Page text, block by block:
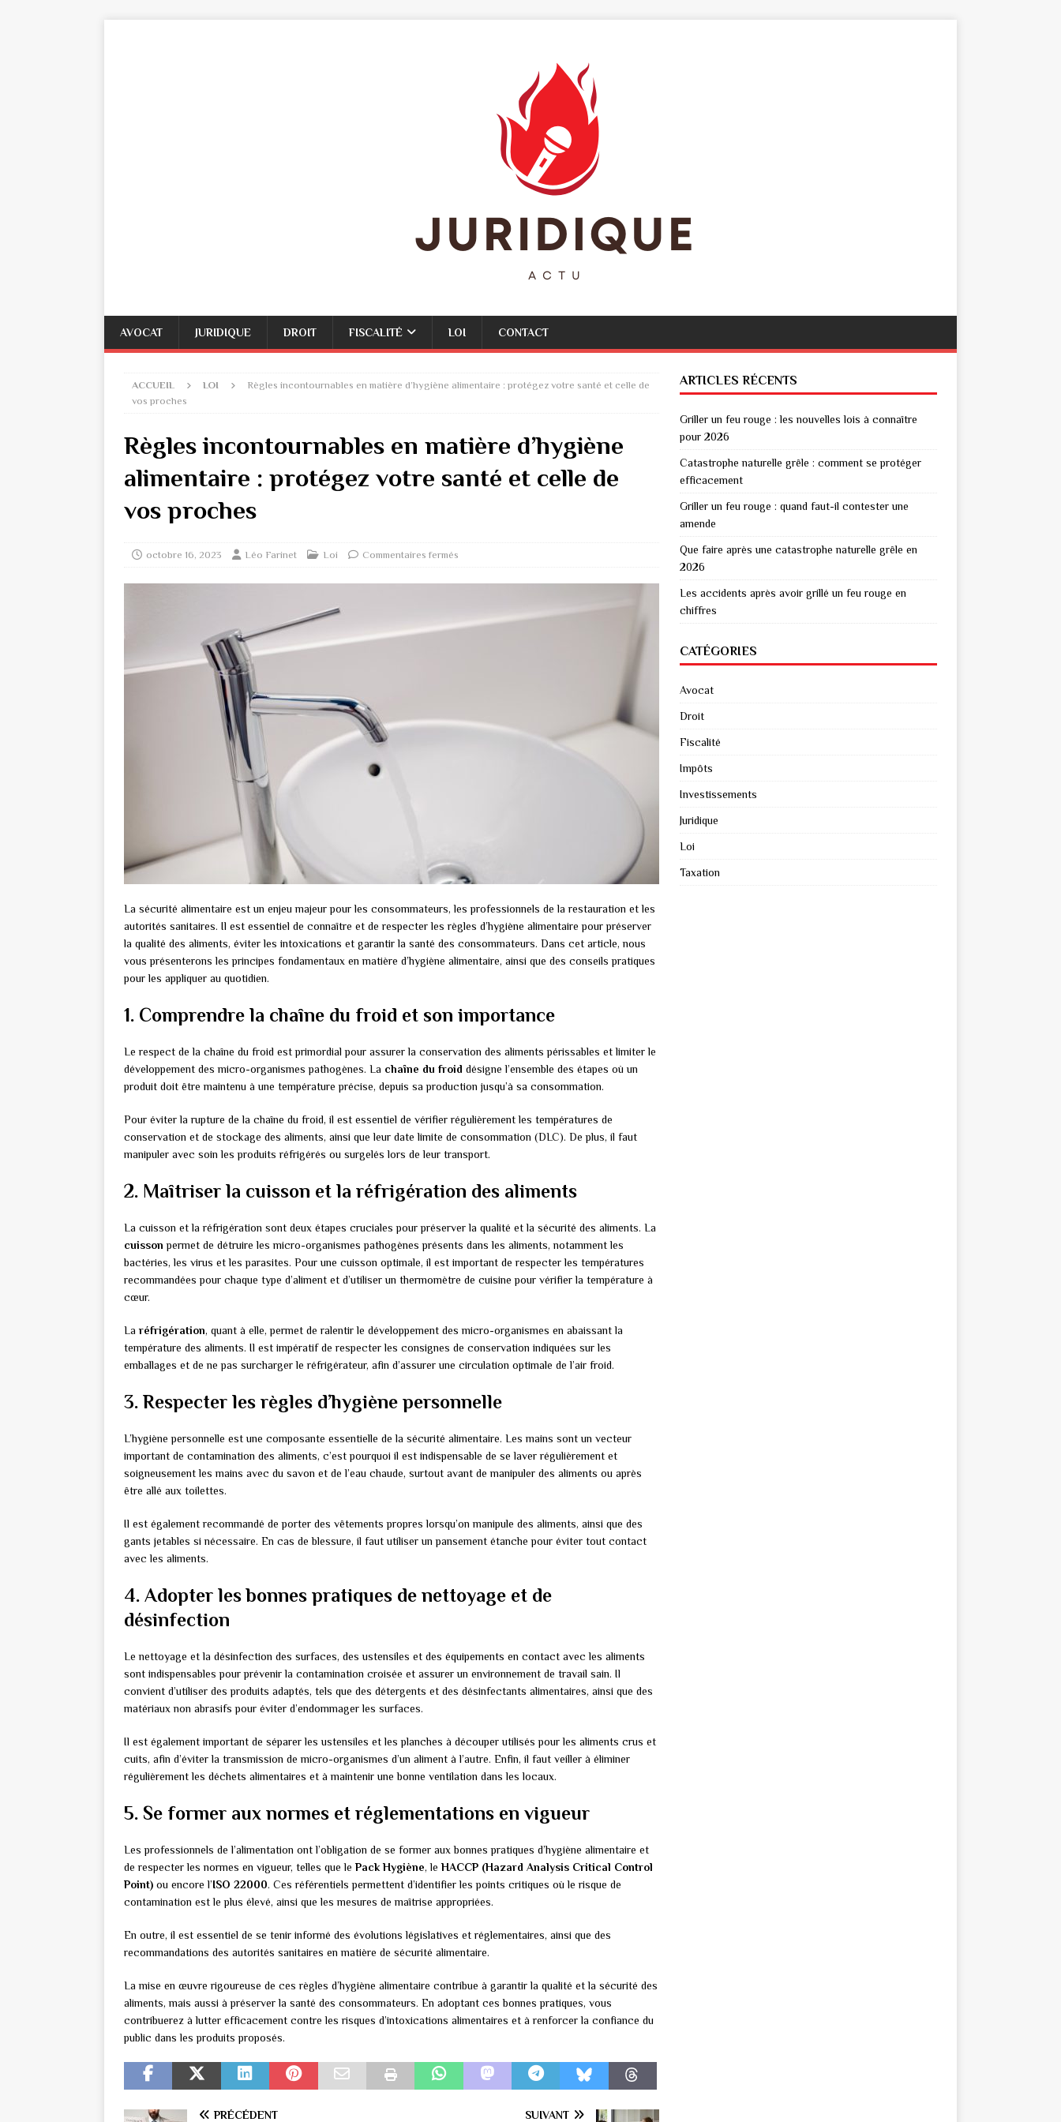
AVOCAT JURIDIQUE DROIT FISCALITÉ LOI CONTACT
ACCUEIL LOI
Règles incontournables en matière d’hygiène alimentaire : protégez votre santé et celle de
vos proches
Règles incontournables en matière d’hygiène
alimentaire : protégez votre santé et celle de
vos proches
octobre 16, 2023 Léo Farinet Loi Commentaires fermés
La sécurité alimentaire est un enjeu majeur pour les consommateurs, les professionnels de la restauration et les
autorités sanitaires. Il est essentiel de connaître et de respecter les règles d’hygiène alimentaire pour préserver
la qualité des aliments, éviter les intoxications et garantir la santé des consommateurs. Dans cet article, nous
vous présenterons les principes fondamentaux en matière d’hygiène alimentaire, ainsi que des conseils pratiques
pour les appliquer au quotidien.
1. Comprendre la chaîne du froid et son importance
Le respect de la chaîne du froid est primordial pour assurer la conservation des aliments périssables et limiter le
développement des micro-organismes pathogènes. La chaîne du froid désigne l’ensemble des étapes où un
produit doit être maintenu à une température précise, depuis sa production jusqu’à sa consommation.
Pour éviter la rupture de la chaîne du froid, il est essentiel de vérifier régulièrement les températures de
conservation et de stockage des aliments, ainsi que leur date limite de consommation (DLC). De plus, il faut
manipuler avec soin les produits réfrigérés ou surgelés lors de leur transport.
2. Maîtriser la cuisson et la réfrigération des aliments
La cuisson et la réfrigération sont deux étapes cruciales pour préserver la qualité et la sécurité des aliments. La
cuisson permet de détruire les micro-organismes pathogènes présents dans les aliments, notamment les
bactéries, les virus et les parasites. Pour une cuisson optimale, il est important de respecter les températures
recommandées pour chaque type d’aliment et d’utiliser un thermomètre de cuisine pour vérifier la température à
cœur.
La réfrigération, quant à elle, permet de ralentir le développement des micro-organismes en abaissant la
température des aliments. Il est impératif de respecter les consignes de conservation indiquées sur les
emballages et de ne pas surcharger le réfrigérateur, afin d’assurer une circulation optimale de l’air froid.
3. Respecter les règles d’hygiène personnelle
L’hygiène personnelle est une composante essentielle de la sécurité alimentaire. Les mains sont un vecteur
important de contamination des aliments, c’est pourquoi il est indispensable de se laver régulièrement et
soigneusement les mains avec du savon et de l’eau chaude, surtout avant de manipuler des aliments ou après
être allé aux toilettes.
Il est également recommandé de porter des vêtements propres lorsqu’on manipule des aliments, ainsi que des
gants jetables si nécessaire. En cas de blessure, il faut utiliser un pansement étanche pour éviter tout contact
avec les aliments.
4. Adopter les bonnes pratiques de nettoyage et de
désinfection
Le nettoyage et la désinfection des surfaces, des ustensiles et des équipements en contact avec les aliments
sont indispensables pour prévenir la contamination croisée et assurer un environnement de travail sain. Il
convient d’utiliser des produits adaptés, tels que des détergents et des désinfectants alimentaires, ainsi que des
matériaux non abrasifs pour éviter d’endommager les surfaces.
Il est également important de séparer les ustensiles et les planches à découper utilisés pour les aliments crus et
cuits, afin d’éviter la transmission de micro-organismes d’un aliment à l’autre. Enfin, il faut veiller à éliminer
régulièrement les déchets alimentaires et à maintenir une bonne ventilation dans les locaux.
5. Se former aux normes et réglementations en vigueur
Les professionnels de l’alimentation ont l’obligation de se former aux bonnes pratiques d’hygiène alimentaire et
de respecter les normes en vigueur, telles que lePack Hygiène, leHACCP (Hazard Analysis Critical Control
Point) ou encore l’ISO 22000. Ces référentiels permettent d’identifier les points critiques où le risque de
contamination est le plus élevé, ainsi que les mesures de maîtrise appropriées.
En outre, il est essentiel de se tenir informé des évolutions législatives et réglementaires, ainsi que des
recommandations des autorités sanitaires en matière de sécurité alimentaire.
La mise en œuvre rigoureuse de ces règles d’hygiène alimentaire contribue à garantir la qualité et la sécurité des
aliments, mais aussi à préserver la santé des consommateurs. En adoptant ces bonnes pratiques, vous
contribuerez à lutter efficacement contre les risques d’intoxications alimentaires et à renforcer la confiance du
public dans les produits proposés.
PRÉCÉDENT SUIVANT
ARTICLES RÉCENTS
Griller un feu rouge : les nouvelles lois à connaître
pour 2026
Catastrophe naturelle grêle : comment se protéger
efficacement
Griller un feu rouge : quand faut-il contester une
amende
Que faire après une catastrophe naturelle grêle en
2026
Les accidents après avoir grillé un feu rouge en
chiffres
CATÉGORIES
Avocat
Droit
Fiscalité
Impôts
Investissements
Juridique
Loi
Taxation